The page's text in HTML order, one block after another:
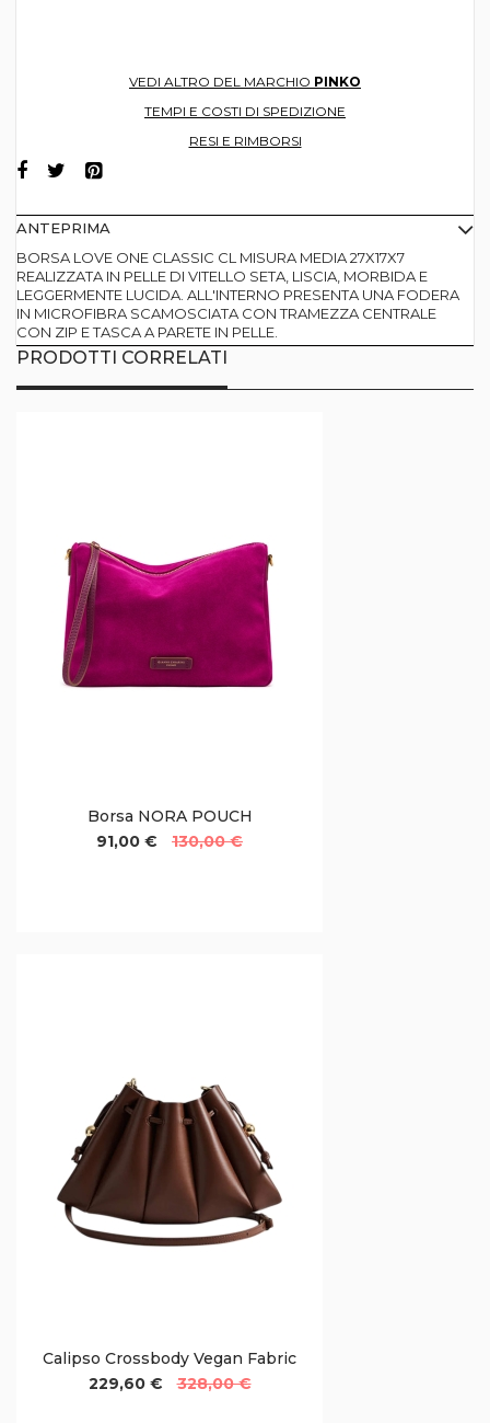
VEDI ALTRO DEL MARCHIO PINKO
TEMPI E COSTI DI SPEDIZIONE
RESI E RIMBORSI
ANTEPRIMA
BORSA LOVE ONE CLASSIC CL MISURA MEDIA 27X17X7
REALIZZATA IN PELLE DI VITELLO SETA, LISCIA, MORBIDA E
LEGGERMENTE LUCIDA. ALL'INTERNO PRESENTA UNA FODERA
IN MICROFIBRA SCAMOSCIATA CON TRAMEZZA CENTRALE
CON ZIP E TASCA A PARETE IN PELLE.
PRODOTTI CORRELATI
Borsa NORA POUCH
91,00 €
130,00 €
Calipso Crossbody Vegan Fabric
229,60 €
328,00 €